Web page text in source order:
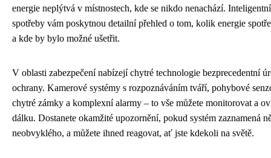
energie neplýtvá v místnostech, kde se nikdo nenachází.
spotřeby vám poskytnou detailní přehled o tom, kolik energie
a kde by bylo možné ušetřit.
V oblasti zabezpečení nabízejí chytré technologie bezprecedentní
ochrany. Kamerové systémy s rozpoznáváním tváří, pohybové
chytré zámky a komplexní alarmy – to vše můžete monitorovat a
dálku. Dostanete okamžité upozornění, pokud systém zaznamená
neobvyklého, a můžete ihned reagovat, ať jste kdekoli na světě.